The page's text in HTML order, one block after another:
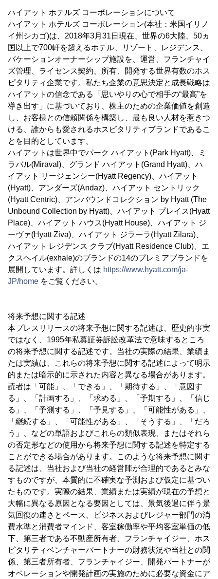
ハイアット ホテルズ コーポレーションについて
ハイアット ホテルズ コーポレーション(本社：米国イリノ
イ州シカゴ)は、2018年3月31日現在、世界の6大陸、50ヵ
国以上で700軒を超えるホテル、リゾート、レジデンス、
バケーションオーナーシップ施設を、運営、フランチャイ
ズ管理、ライセンス契約、所有、開発する世界有数のホス
ピタリティ企業です。私たち企業の意思決定と成長戦略は
ハイアットの信念である「思いやりの心で相手の“最高”を
導き出す」に基づいており、株主のための企業価値を創造
し、お客様との信頼関係を構築し、最も良い人材を惹きつ
ける、誰からも愛されるホスピタリティブランドであるこ
とを目的としています。
ハイアットは世界中でパーク ハイアット(Park Hyatt)、ミ
ラバル(Miraval)、グランド ハイアット(Grand Hyatt)、ハ
イアット リージェンシー(Hyatt Regency)、ハイアット
(Hyatt)、アンダーズ(Andaz)、ハイアット セントリック
(Hyatt Centric)、アンバウンドコレクション by Hyatt (The
Unbound Collection by Hyatt)、ハイアット プレイス(Hyatt
Place)、ハイアット ハウス(Hyatt House)、ハイアット ジ
ーヴァ(Hyatt Ziva)、ハイアット ジラーラ(Hyatt Zilara)、
ハイアット レジデンス クラブ(Hyatt Residence Club)、エ
クスヘイル(exhale)のブランドの14のプレミアブランドを
展開しています。詳しくは https://www.hyatt.com/ja-
JP/home をご覧ください。
将来予想に関する記述
本プレスリリースの将来予想に関する記述は、歴史的事実
ではなく、1995年私募証券訴訟改革法で意味するところ
の将来予想に関する記述です。当社の実際の結果、業績ま
たは実績は、これらの将来予想に関する記述によって明示
的または暗示的に示された内容と異なる場合があります。
読者は「可能」、「できる」、「期待する」、「意図す
る」、「計画する」、「求める」、「予期する」、「信じ
る」、「予測する」、「予見する」、「可能性がある」、
「継続する」、「可能性がある」、「そうする」、「だろ
う」、などの単語およびこれらの類似表現、またはそれら
の否定形などの使用から将来予想に関する記述を特定する
ことができる場合があります。このような将来予想に関す
る記述は、当社および当社の経営陣が合理的であるとみな
すものですが、本質的に不確実な予測および仮定に基づい
たものです。実際の結果、業績または実績が現在の予想と
大幅に異なる原因となる要因としては、景気後退に伴う景
気回復の速さとペース、ビジネスおよびレジャー部門の消
費水準と消費者マインド、客室稼働率や平均客室単価の低
下、第三者である不動産所有者、フランチャイジー、ホス
ピタリティベンチャーパートナーの財務状況や当社との関
係、第三者所有者、フランチャイジー、開発パートナーが
オペレーションや開発計画の実施のために必要な資金にア